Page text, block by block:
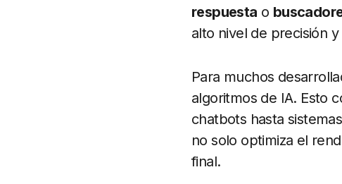
respuesta o
alto nivel de precisión
Para muchos
algoritmos de IA. Esto
chatbots hasta
no solo optimiza el
final.